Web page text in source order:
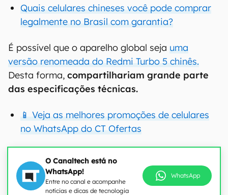
Quais celulares chineses você pode comprar
legalmente no Brasil com garantia?
É possível que o aparelho global seja uma
versão renomeada do Redmi Turbo 5 chinês.
Desta forma, compartilhariam grande parte
das especificações técnicas.
📱 Veja as melhores promoções de celulares
no WhatsApp do CT Ofertas
O Canaltech está no
WhatsApp!
Entre no canal e acompanhe
notícias e dicas de tecnologia
WhatsApp